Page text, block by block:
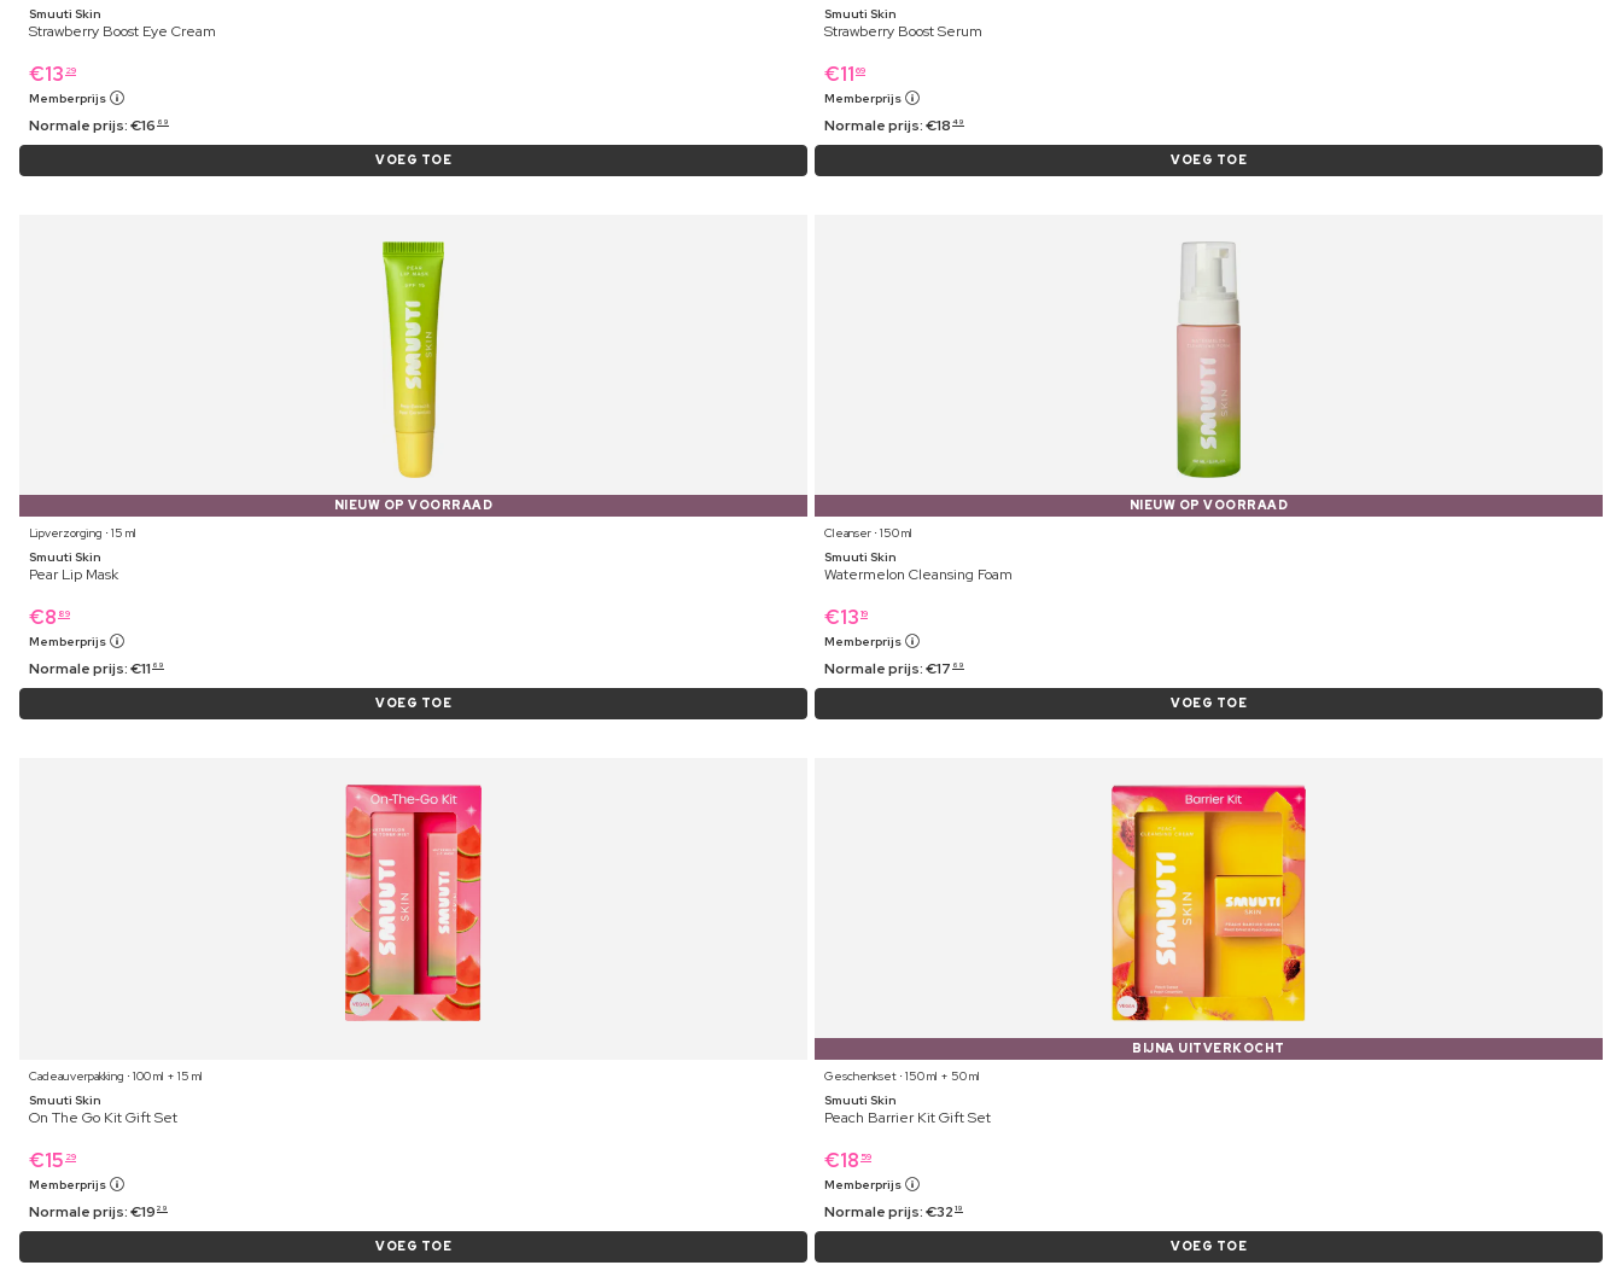
Smuuti Skin
Strawberry Boost Eye Cream
€13 29
Memberprijs
Normale prijs:€16 69
VOEG TOE
Smuuti Skin
Strawberry Boost Serum
€11 69
Memberprijs
Normale prijs:€18 49
VOEG TOE
NIEUW OP VOORRAAD
Lipverzorging ⋅ 15 ml
Smuuti Skin
Pear Lip Mask
€8 89
Memberprijs
Normale prijs:€11 69
VOEG TOE
NIEUW OP VOORRAAD
Cleanser ⋅ 150 ml
Smuuti Skin
Watermelon Cleansing Foam
€13 19
Memberprijs
Normale prijs:€17 69
VOEG TOE
Cadeauverpakking ⋅ 100 ml + 15 ml
Smuuti Skin
On The Go Kit Gift Set
€15 29
Memberprijs
Normale prijs:€19 29
VOEG TOE
BIJNA UITVERKOCHT
Geschenkset ⋅ 150 ml + 50 ml
Smuuti Skin
Peach Barrier Kit Gift Set
€18 59
Memberprijs
Normale prijs:€32 19
VOEG TOE